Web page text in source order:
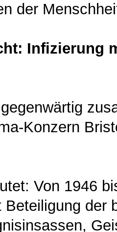
der
Infizierung
Konzern
Von 1946
der